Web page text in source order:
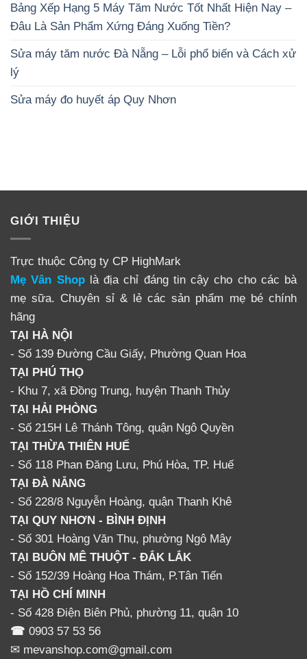
Bảng Xếp Hạng 5 Máy Tăm Nước Tốt Nhất Hiện Nay –
Đâu Là Sản Phẩm Xứng Đáng Xuống Tiền?
Sửa máy tăm nước Đà Nẵng – Lỗi phổ biến và Cách xử
lý
Sửa máy đo huyết áp Quy Nhơn
GIỚI THIỆU
Trực thuộc Công ty CP HighMark
Mẹ Vân Shoplà địa chỉ đáng tin cậy cho cho các bà
mẹ sữa. Chuyên sỉ & lẻ các sản phẩm mẹ bé chính
hãng
TẠI HÀ NỘI
- Số 139 Đường Cầu Giấy, Phường Quan Hoa
TẠI PHÚ THỌ
- Khu 7, xã Đồng Trung, huyện Thanh Thủy
TẠI HẢI PHÒNG
- Số 215H Lê Thánh Tông, quận Ngô Quyền
TẠI THỪA THIÊN HUẾ
- Số 118 Phan Đăng Lưu, Phú Hòa, TP. Huế
TẠI ĐÀ NẴNG
- Số 228/8 Nguyễn Hoàng, quận Thanh Khê
TẠI QUY NHƠN - BÌNH ĐỊNH
- Số 301 Hoàng Văn Thụ, phường Ngô Mây
TẠI BUÔN MÊ THUỘT - ĐẮK LẮK
- Số 152/39 Hoàng Hoa Thám, P.Tân Tiến
TẠI HỒ CHÍ MINH
- Số 428 Điện Biên Phủ, phường 11, quận 10
☎ 0903 57 53 56
✉ mevanshop.com@gmail.com